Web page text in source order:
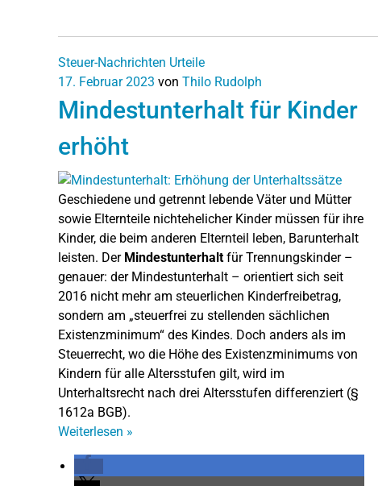
Steuer-Nachrichten Urteile
17. Februar 2023 von Thilo Rudolph
Mindestunterhalt für Kinder
erhöht
Geschiedene und getrennt lebende Väter und Mütter
sowie Elternteile nichtehelicher Kinder müssen für ihre
Kinder, die beim anderen Elternteil leben, Barunterhalt
leisten. Der Mindestunterhaltfür Trennungskinder –
genauer: der Mindestunterhalt – orientiert sich seit
2016 nicht mehr am steuerlichen Kinderfreibetrag,
sondern am „steuerfrei zu stellenden sächlichen
Existenzminimum“ des Kindes. Doch anders als im
Steuerrecht, wo die Höhe des Existenzminimums von
Kindern für alle Altersstufen gilt, wird im
Unterhaltsrecht nach drei Altersstufen differenziert (§
1612a BGB).
Weiterlesen »